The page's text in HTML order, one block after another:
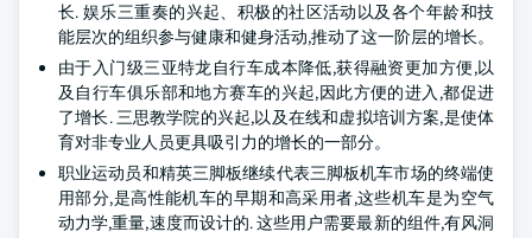
长. 娱乐三重奏的兴起、积极的社区活动以及各个年龄和技
能层次的组织参与健康和健身活动,推动了这一阶层的增长。
由于入门级三亚特龙自行车成本降低,获得融资更加方便,以
及自行车俱乐部和地方赛车的兴起,因此方便的进入,都促进
了增长. 三思教学院的兴起,以及在线和虚拟培训方案,是使体
育对非专业人员更具吸引力的增长的一部分。
职业运动员和精英三脚板继续代表三脚板机车市场的终端使
用部分,是高性能机车的早期和高采用者,这些机车是为空气
动力学,重量,速度而设计的. 这些用户需要最新的组件,有风洞